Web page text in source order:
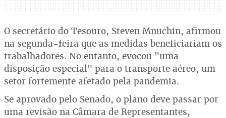
O secretário do Tesouro, Steven Mnuchin, afirmou
na segunda-feira que as medidas beneficiariam os
trabalhadores. No entanto, evocou "uma
disposição especial" para o transporte aéreo, um
setor fortemente afetado pela pandemia.
Se aprovado pelo Senado, o plano deve passar por
uma revisão na Câmara de Representantes,